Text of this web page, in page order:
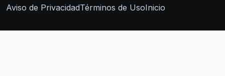
Aviso de PrivacidadTérminos de UsoInicio